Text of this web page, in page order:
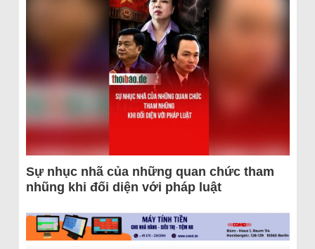
Sự nhục nhã của những quan chức tham
nhũng khi đối diện với pháp luật